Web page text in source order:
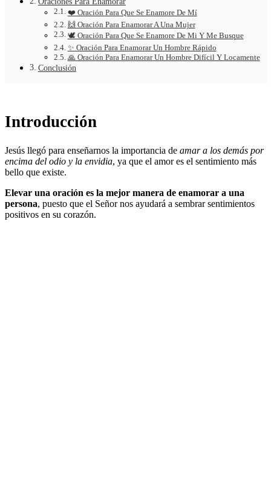
❤️ Oración Para Que Se Enamore De Mí
🙌 Oración Para Enamorar A Una Mujer
🕊️ Oración Para Que Se Enamore De Mi Y Me Busque
✨ Oración Para Enamorar Un Hombre Rápido
🙏 Oración Para Enamorar Un Hombre Difícil Y Locamente
Conclusión
Introducción
Jesús llegó para enseñarnos la importancia de amar a los demás por
encima del odio y la envidia, ya que el amor es el sentimiento más
bello que existe.
Elevar una oración es la mejor manera de enamorar a una
persona, puesto que el Señor nos ayudará a sembrar sentimientos
positivos en su corazón.